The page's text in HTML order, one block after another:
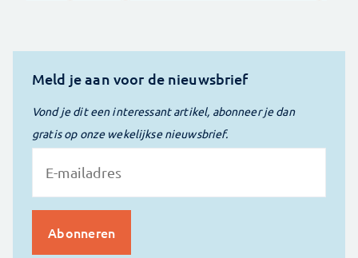
Meld je aan voor de nieuwsbrief
Vond je dit een interessant artikel, abonneer je dan
gratis op onze wekelijkse nieuwsbrief.